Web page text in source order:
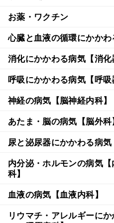
お薬・ワクチン
心臓と血液の循環にかかわ
消化にかかわる病気【消化
呼吸にかかわる病気【呼吸
神経の病気【脳神経内科】
あたま・脳の病気【脳外科
尿と泌尿器にかかわる病気
内分泌・ホルモンの病気
科】
血液の病気【血液内科】
リウマチ・アレルギーに